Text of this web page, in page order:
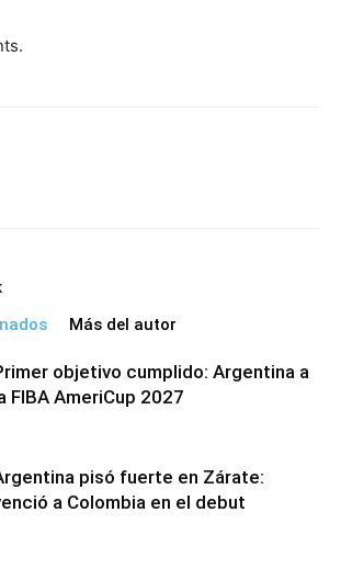
Más del autor
objetivo cumplido: Argentina a
FIBA AmeriCup 2027
pisó fuerte en Zárate:
a Colombia en el debut